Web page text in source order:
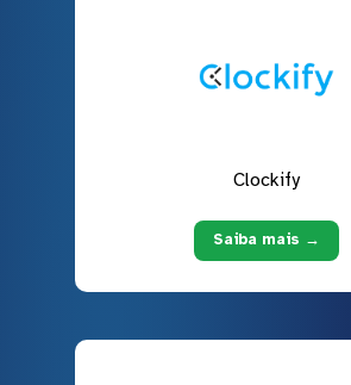
Clockify
Saiba mais →